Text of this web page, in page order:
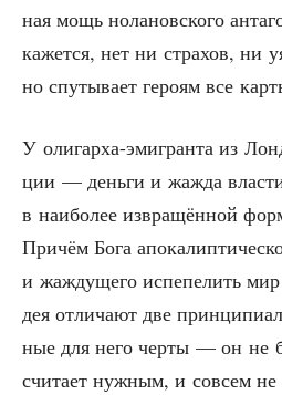
ная мощь нола­нов­ско­го
кажет­ся, нет ни стра­хов, ни
но спу­ты­ва­ет геро­ям все
У оли­гар­ха-эми­гран­та из
ции — день­ги и жаж­да
в наи­бо­лее извра­щён­ной
При­чём Бога
и жаж­ду­ще­го испе­пе­лить
дея отли­ча­ют две
ные для него чер­ты — он не
счи­та­ет нуж­ным, и совсем